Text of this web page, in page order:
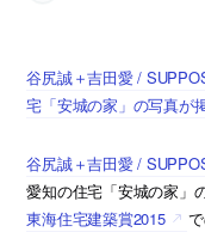
谷尻誠＋吉田愛 /
宅「安城の家」の写真が
谷尻誠＋吉田愛 /
愛知の住宅「安城の家」
東海住宅建築賞2015